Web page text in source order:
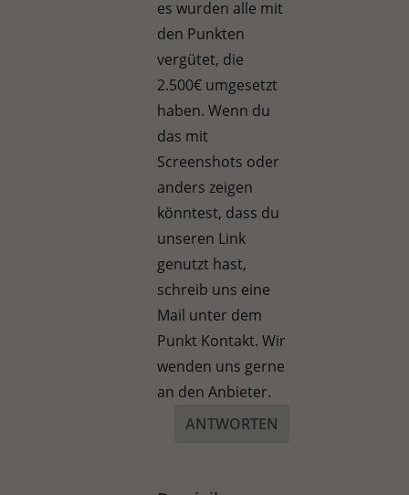
es wurden alle mit
den Punkten
vergütet, die
2.500€ umgesetzt
haben. Wenn du
das mit
Screenshots oder
anders zeigen
könntest, dass du
unseren Link
genutzt hast,
schreib uns eine
Mail unter dem
Punkt Kontakt. Wir
wenden uns gerne
an den Anbieter.
ANTWORTEN